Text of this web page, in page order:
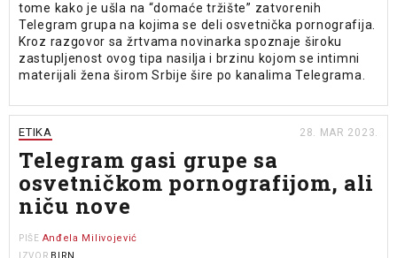
tome kako je ušla na “domaće tržište” zatvorenih
Telegram grupa na kojima se deli osvetnička pornografija.
Kroz razgovor sa žrtvama novinarka spoznaje široku
zastupljenost ovog tipa nasilja i brzinu kojom se intimni
materijali žena širom Srbije šire po kanalima Telegrama.
ETIKA 28. MAR 2023.
Telegram gasi grupe sa
osvetničkom pornografijom, ali
niču nove
PIŠE Anđela Milivojević